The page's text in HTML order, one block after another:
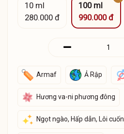
10 ml
280.000 đ
100 ml
990.000 đ
Armaf Ả Rập
Hương va-ni phương đông
Ngọt ngào, Hấp dẫn, Lôi cuốn